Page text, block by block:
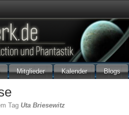
Mitglieder Kalender Blogs
Tag Uta Briesewitz